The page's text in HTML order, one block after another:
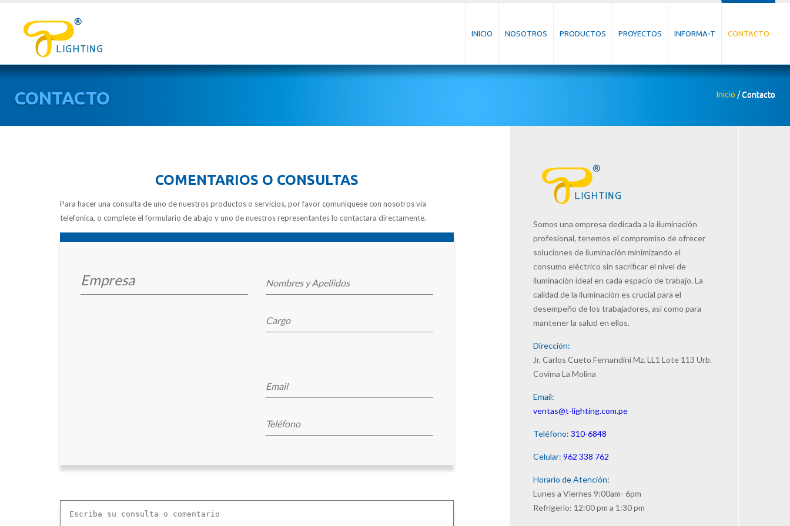
INICIO NOSOTROS PRODUCTOS PROYECTOS INFORMA-T CONTACTO
CONTACTO Inicio /Contacto
COMENTARIOS O CONSULTAS
Para hacer una consulta de uno de nuestros productos o servicios, por favor comuniquese con nosotros vía
telefonica, o complete el formulario de abajo y uno de nuestros representantes lo contactara directamente.
Somos una empresa dedicada a la iluminación
profesional, tenemos el compromiso de ofrecer
soluciones de iluminación minimizando el
consumo eléctrico sin sacrificar el nivel de
iluminación ideal en cada espacio de trabajo. La
calidad de la iluminación es crucial para el
desempeño de los trabajadores, así como para
mantener la salud en ellos.
Dirección:
Jr. Carlos Cueto Fernandini Mz. LL1 Lote 113 Urb.
Covima La Molina
Email:
ventas@t-lighting.com.pe
Teléfono: 310-6848
Celular: 962 338 762
Horario de Atención:
Lunes a Viernes 9:00am- 6pm
Refrigerio: 12:00 pm a 1:30 pm